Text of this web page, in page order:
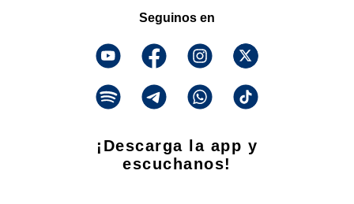
Seguinos en
¡Descarga la app y
escuchanos!